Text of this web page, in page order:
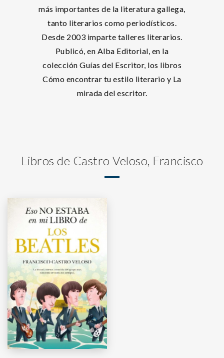
más importantes de la literatura gallega,
tanto literarios como periodísticos.
Desde 2003 imparte talleres literarios.
Publicó, en Alba Editorial, en la
colección Guías del Escritor, los libros
Cómo encontrar tu estilo literario y La
mirada del escritor.
Libros de Castro Veloso, Francisco